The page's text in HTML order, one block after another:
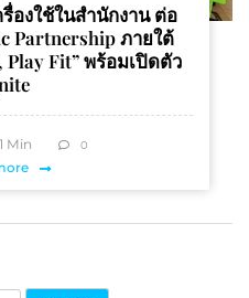
องใช้ในสำนักงาน ต่อ
Partnership ภายใต้
Fit” พร้อมเปิดตัว
1 Min 0